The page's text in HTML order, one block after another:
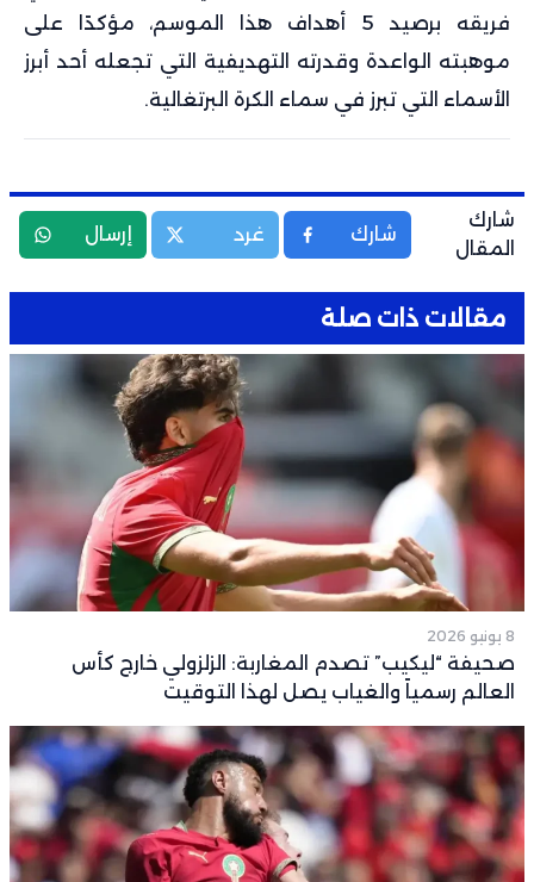
فريقه برصيد 5 أهداف هذا الموسم، مؤكدًا على
موهبته الواعدة وقدرته التهديفية التي تجعله أحد أبرز
الأسماء التي تبرز في سماء الكرة البرتغالية.
شارك
المقال
شارك غرد إرسال
مقالات ذات صلة
8 يونيو 2026
صحيفة “ليكيب” تصدم المغاربة: الزلزولي خارج كأس
العالم رسمياً والغياب يصل لهذا التوقيت